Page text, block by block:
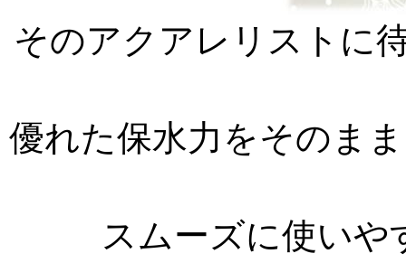
そのアクアレリストに
優れた保水力をそのま
スムーズに使い